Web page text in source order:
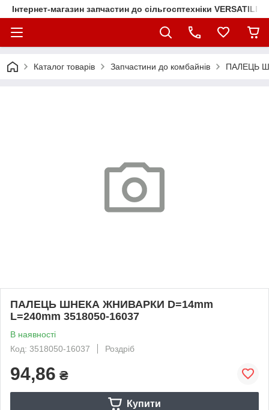
Інтернет-магазин запчастин до сільгосптехніки VERSATILE
Каталог товарів Запчастини до комбайнів ПАЛЕЦЬ
ПАЛЕЦЬ ШНЕКА ЖНИВАРКИ D=14mm
L=240mm 3518050-16037
В наявності
Код: 3518050-16037
Роздріб
94,86 ₴
Купити